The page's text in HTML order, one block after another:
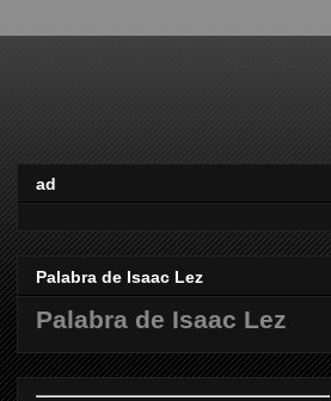
ad
Palabra de Isaac Lez
Palabra de Isaac Lez